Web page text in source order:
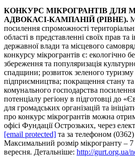
КОНКУРС МІКРОГРАНТІВ ДЛЯ
АДВОКАСІ-КАМПАНІЙ (РІВНЕ).
посилення спроможності
області в представленні своїх прав та
державної влади та місцевого
конкурсу мікрогрантів є: екологічно
збереження та популяризація
спадщини; розвиток зеленого
підприємництва; покращення стану
комунального господарства
потенціалу регіону в підготовці до
для громадських організацій та
про конкурс мікрогрантів можна
офісі Фундації Острозьких, через
[email protected] та за телефоном
Максимальний розмір мікрогранту –
вересня. Детальніше: http://gurt.org.ua/